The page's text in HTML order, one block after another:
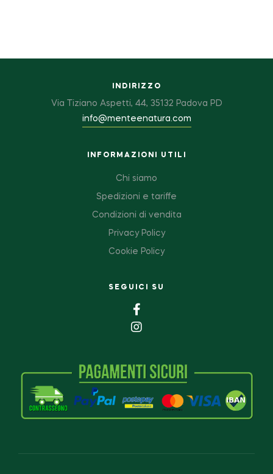
INDIRIZZO
Via Tiziano Aspetti, 44, 35132 Padova PD
info@menteenatura.com
INFORMAZIONI UTILI
Chi siamo
Spedizioni e tariffe
Condizioni di vendita
Privacy Policy
Cookie Policy
SEGUICI SU